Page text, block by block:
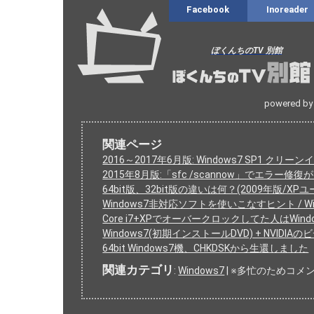
Facebook Inoreader
ぼくんちのTV 別館
powered
関連ページ
2016～2017年6月版: Windows7 SP1 クリーン
2015年8月版:「sfc /scannow」でエラー修復
64bit版、32bit版の違いは何？(2009年版/XPユ
Windows7非対応ソフトを使いこなすヒント /
Core i7+XPでオーバークロックしてた人は
Windows7(初期インストールDVD) + NVIDIAの
64bit Windows7機、CHKDSKから生還しました
関連カテゴリ :Windows7 | ※多忙のためコメ